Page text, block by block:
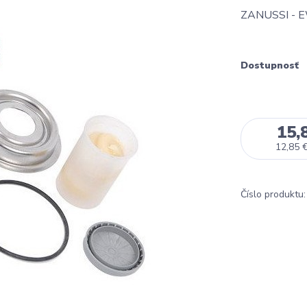
ZANUSSI -
Dostupnosť
12,85
Číslo produktu: